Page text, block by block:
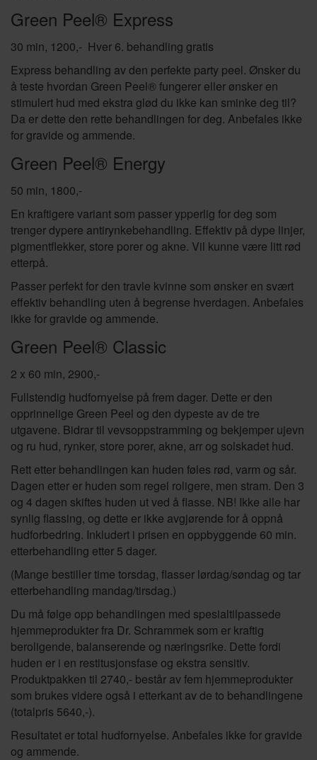
Green Peel® Express
30 min, 1200,- Hver 6. behandling gratis
Express behandling av den perfekte party peel. Ønsker du
å teste hvordan Green Peel® fungerer eller ønsker en
stimulert hud med ekstra glød du ikke kan sminke deg til?
Da er dette den rette behandlingen for deg. Anbefales ikke
for gravide og ammende.
Green Peel® Energy
50 min, 1800,-
En kraftigere variant som passer ypperlig for deg som
trenger dypere antirynkebehandling. Effektiv på dype linjer,
pigmentflekker, store porer og akne. Vil kunne være litt rød
etterpå.
Passer perfekt for den travle kvinne som ønsker en svært
effektiv behandling uten å begrense hverdagen. Anbefales
ikke for gravide og ammende.
Green Peel® Classic
2 x 60 min, 2900,-
Fullstendig hudfornyelse på frem dager. Dette er den
opprinnelige Green Peel og den dypeste av de tre
utgavene. Bidrar til vevsoppstramming og bekjemper ujevn
og ru hud, rynker, store porer, akne, arr og solskadet hud.
Rett etter behandlingen kan huden føles rød, varm og sår.
Dagen etter er huden som regel roligere, men stram. Den 3
og 4 dagen skiftes huden ut ved å flasse. NB! Ikke alle har
synlig flassing, og dette er ikke avgjørende for å oppnå
hudforbedring. Inkludert i prisen en oppbyggende 60 min.
etterbehandling etter 5 dager.
(Mange bestiller time torsdag, flasser lørdag/søndag og tar
etterbehandling mandag/tirsdag.)
Du må følge opp behandlingen med spesialtilpassede
hjemmeprodukter fra Dr. Schrammek som er kraftig
beroligende, balanserende og næringsrike. Dette fordi
huden er i en restitusjonsfase og ekstra sensitiv.
Produktpakken til 2740,- består av fem hjemmeprodukter
som brukes videre også i etterkant av de to behandlingene
(totalpris 5640,-).
Resultatet er total hudfornyelse. Anbefales ikke for gravide
og ammende.